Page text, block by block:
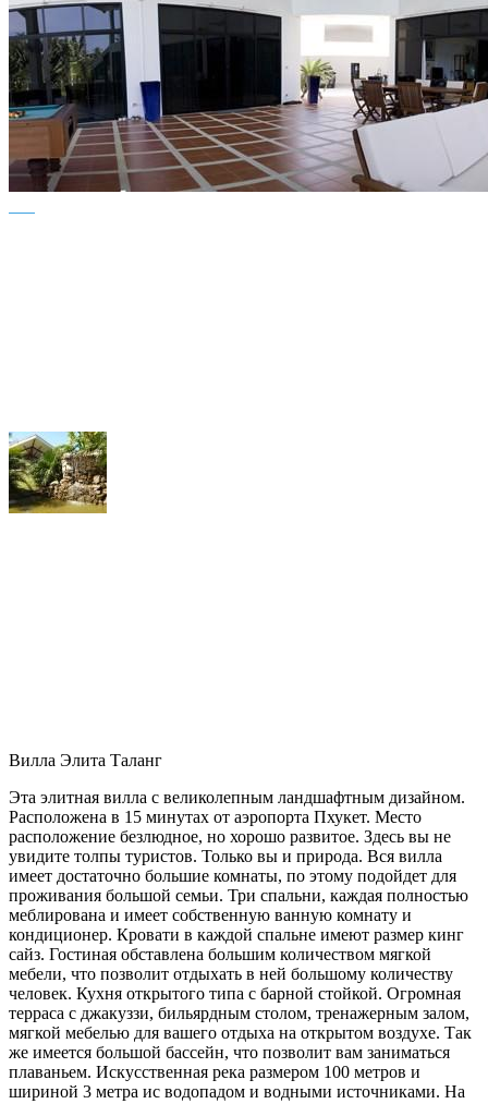
Вилла Элита Таланг
Эта элитная вилла с великолепным ландшафтным дизайном.
Расположена в 15 минутах от аэропорта Пхукет. Место
расположение безлюдное, но хорошо развитое. Здесь вы не
увидите толпы туристов. Только вы и природа. Вся вилла
имеет достаточно большие комнаты, по этому подойдет для
проживания большой семьи. Три спальни, каждая полностью
меблирована и имеет собственную ванную комнату и
кондиционер. Кровати в каждой спальне имеют размер кинг
сайз. Гостиная обставлена большим количеством мягкой
мебели, что позволит отдыхать в ней большому количеству
человек. Кухня открытого типа с барной стойкой. Огромная
терраса с джакуззи, бильярдным столом, тренажерным залом,
мягкой мебелью для вашего отдыха на открытом воздухе. Так
же имеется большой бассейн, что позволит вам заниматься
плаваньем. Искусственная река размером 100 метров и
шириной 3 метра ис водопадом и водными источниками. На